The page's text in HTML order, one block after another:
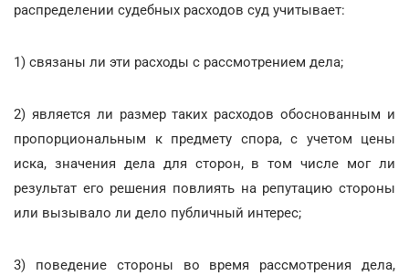
распределении судебных расходов суд учитывает:
1) связаны ли эти расходы с рассмотрением дела;
2) является ли размер таких расходов обоснованным и
пропорциональным к предмету спора, с учетом цены
иска, значения дела для сторон, в том числе мог ли
результат его решения повлиять на репутацию стороны
или вызывало ли дело публичный интерес;
3) поведение стороны во время рассмотрения дела,